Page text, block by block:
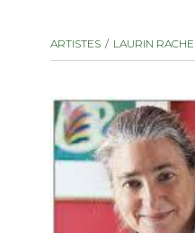
ARTISTES LAURIN